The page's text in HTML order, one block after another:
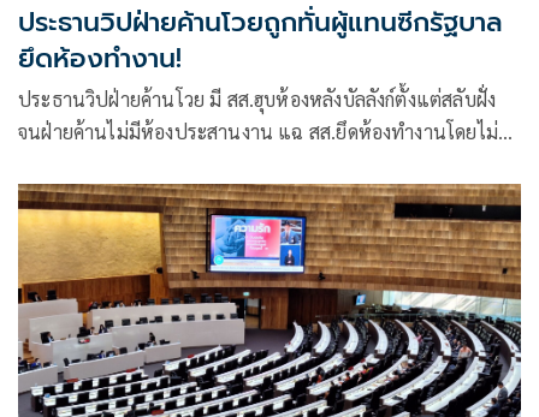
ประธานวิปฝ่ายค้านโวยถูกทั่นผู้แทนซีกรัฐบาล
ยึดห้องทำงาน!
ประธานวิปฝ่ายค้านโวย มี สส.ฮุบห้องหลังบัลลังก์ตั้งแต่สลับฝั่ง
จนฝ่ายค้านไม่มีห้องประสานงาน แฉ สส.ยึดห้องทำงานโดยไม่ได้